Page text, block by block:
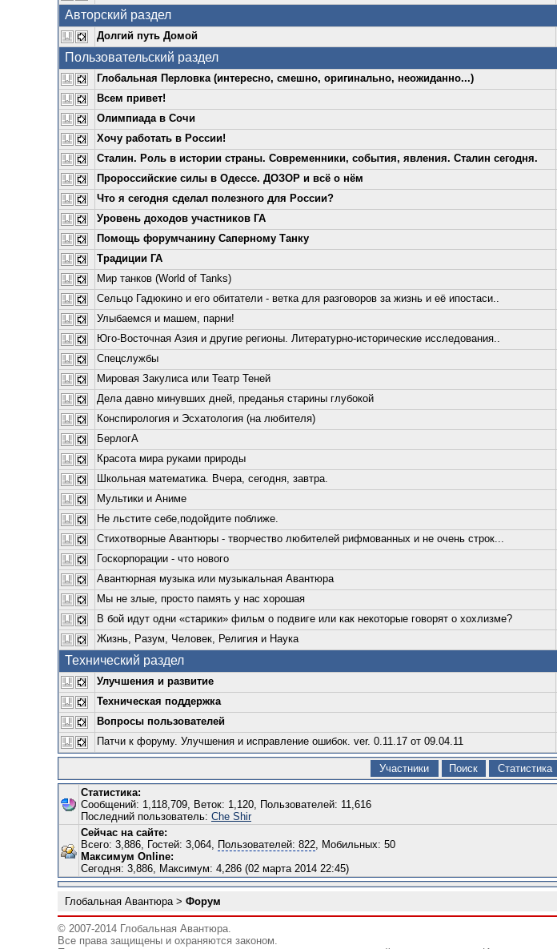
Авторский раздел
Долгий путь Домой
Пользовательский раздел
Глобальная Перловка (интересно, смешно, оригинально, неожиданно...)
Всем привет!
Олимпиада в Сочи
Хочу работать в России!
Сталин. Роль в истории страны. Современники, события, явления. Сталин сегодня.
Пророссийские силы в Одессе. ДОЗОР и всё о нём
Что я сегодня сделал полезного для России?
Уровень доходов участников ГА
Помощь форумчанину Саперному Танку
Традиции ГА
Мир танков (World of Tanks)
Сельцо Гадюкино и его обитатели - ветка для разговоров за жизнь и её ипостаси..
Улыбаемся и машем, парни!
Юго-Восточная Азия и другие регионы. Литературно-исторические исследования..
Спецслужбы
Мировая Закулиса или Театр Теней
Дела давно минувших дней, преданья старины глубокой
Конспирология и Эсхатология (на любителя)
БерлогА
Красота мира руками природы
Школьная математика. Вчера, сегодня, завтра.
Мультики и Аниме
Не льстите себе,подойдите поближе.
Стихотворные Авантюры - творчество любителей рифмованных и не очень строк...
Госкорпорации - что нового
Авантюрная музыка или музыкальная Авантюра
Мы не злые, просто память у нас хорошая
В бой идут одни «старики» фильм о подвиге или как некоторые говорят о хохлизме?
Жизнь, Разум, Человек, Религия и Наука
Технический раздел
Улучшения и развитие
Техническая поддержка
Вопросы пользователей
Патчи к форуму. Улучшения и исправление ошибок. ver. 0.11.17 от 09.04.11
Участники Поиск
Статистика
Статистика:
Сообщений: 1,118,709, Веток: 1,120, Пользователей: 11,616
Последний пользователь: Che Shir
Сейчас на сайте:
Всего: 3,886, Гостей: 3,064, Пользователей: 822, Мобильных: 50
Максимум Online:
Сегодня: 3,886, Максимум: 4,286 (02 марта 2014 22:45)
Глобальная Авантюра> Форум
© 2007-2014 Глобальная Авантюра.
Все права защищены и охраняются законом.